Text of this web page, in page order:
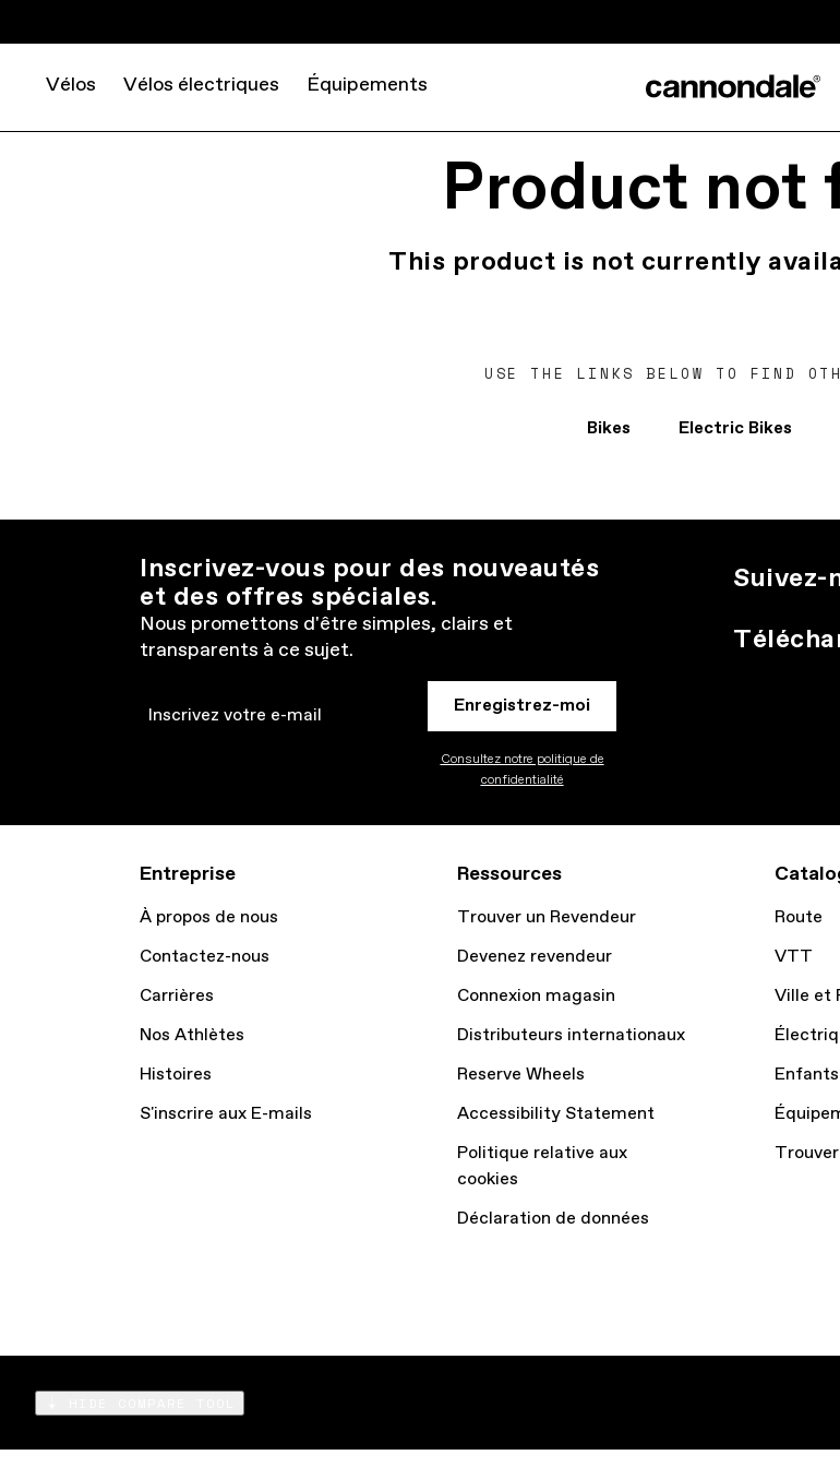
Vélos Vélos électriques Équipements
Product not
This product is not currently
USE THE LINKS BELOW TO FIND
Bikes Electric Bikes
Compare
Products
Inscrivez-vous pour des nouveautés
et des offres spéciales.
Nous promettons d'être simples, clairs et
transparents à ce sujet.
Email Enregistrez-moi
Consultez notre politique de
confidentialité
Suivez-
Entreprise
À propos de nous
Contactez-nous
Carrières
Nos Athlètes
Histoires
S'inscrire aux E-mails
Ressources
Trouver un Revendeur
Devenez revendeur
Connexion magasin
Distributeurs internationaux
Reserve Wheels
Accessibility Statement
Politique relative aux
cookies
Déclaration de données
Route
VTT
Ville et
Enfants